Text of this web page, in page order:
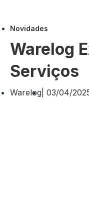
Novidades
Warelog
Serviços
Warelog 03/04/